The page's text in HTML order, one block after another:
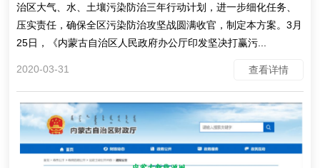
治区大气、水、土壤污染防治三年行动计划，进一步细化任务、
压实责任，确保全区污染防治攻坚战圆满收官，制定本方案。3月
25日，《内蒙古自治区人民政府办公厅印发坚决打赢污...
2020-03-31 查看详情